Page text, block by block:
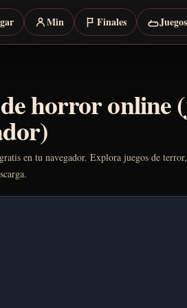
Min Finales
horror online
en tu navegador. Explora juegos de